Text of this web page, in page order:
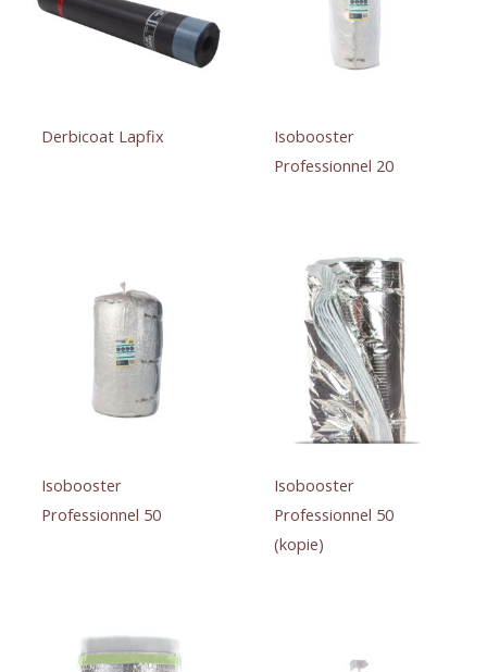
Derbicoat Lapfix
Isobooster
Professionnel 20
Isobooster
Professionnel 50
Isobooster
Professionnel 50
(kopie)